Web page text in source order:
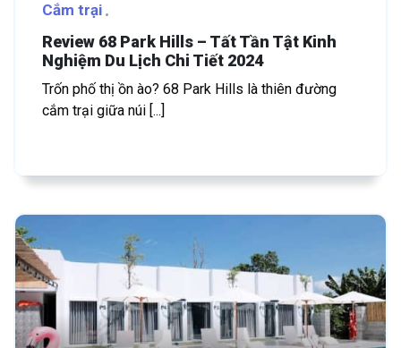
Cắm trại
Review 68 Park Hills – Tất Tần Tật Kinh
Nghiệm Du Lịch Chi Tiết 2024
Trốn phố thị ồn ào? 68 Park Hills là thiên đường
cắm trại giữa núi [...]